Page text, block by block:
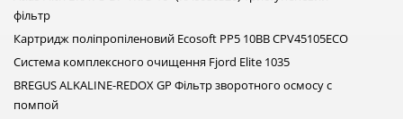
фільтр
Картридж поліпропіленовий Ecosoft PP5 10BB CPV45105ECO
Система комплексного очищення Fjord Elite 1035
BREGUS ALKALINE-REDOX GP Фільтр зворотного осмосу с
помпой